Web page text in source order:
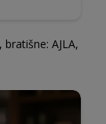
bratišne: AJLA,